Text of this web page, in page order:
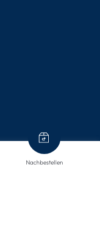
Nachbestellen